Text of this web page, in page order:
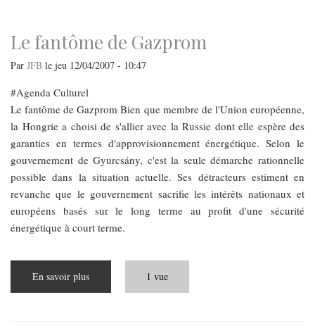
Le fantôme de Gazprom
Par JFB le jeu 12/04/2007 - 10:47
Agenda Culturel
Le fantôme de Gazprom Bien que membre de l'Union européenne,
la Hongrie a choisi de s'allier avec la Russie dont elle espère des
garanties en termes d'approvisionnement énergétique. Selon le
gouvernement de Gyurcsány, c'est la seule démarche rationnelle
possible dans la situation actuelle. Ses détracteurs estiment en
revanche que le gouvernement sacrifie les intérêts nationaux et
européens basés sur le long terme au profit d'une sécurité
énergétique à court terme.
En savoir plus
fantôme
1 vue